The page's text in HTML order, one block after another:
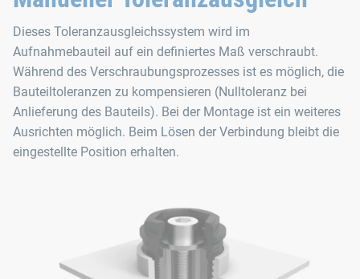
Dieses Toleranzausgleichssystem wird im
Aufnahmebauteil auf ein definiertes Maß verschraubt.
Während des Verschraubungsprozesses ist es möglich, die
Bauteiltoleranzen zu kompensieren (Nulltoleranz bei
Anlieferung des Bauteils). Bei der Montage ist ein weiteres
Ausrichten möglich. Beim Lösen der Verbindung bleibt die
eingestellte Position erhalten.